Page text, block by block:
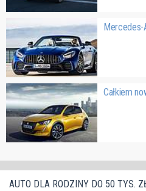
Mercedes-
Całkiem
AUTO DLA RODZINY DO 50 TYS.